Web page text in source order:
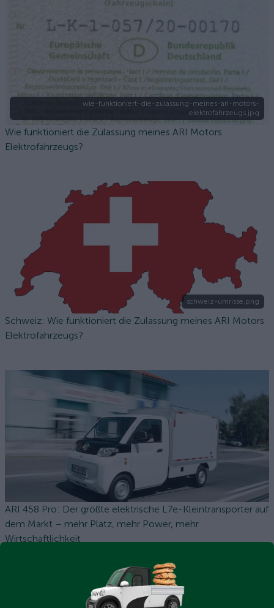
wie-funktioniert-die-zulassung-meines-ari-motors-
elektrofahrzeugs.jpg
Wie funktioniert die Zulassung meines ARI Motors
Elektrofahrzeugs?
schweiz-umrisse.png
Schweiz: Wie funktioniert die Zulassung meines ARI Motors
Elektrofahrzeugs?
ARI 458 Pro: Der größte elektrische L7e-Kleintransporter auf
dem Markt – mehr Platz, mehr Power, mehr
Wirtschaftlichkeit